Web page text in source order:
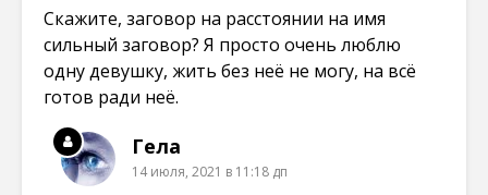
Скажите, заговор на расстоянии на имя
сильный заговор? Я просто очень люблю
одну девушку, жить без неё не могу, на всё
готов ради неё.
Гела
14 июля, 2021 в 11:18 дп